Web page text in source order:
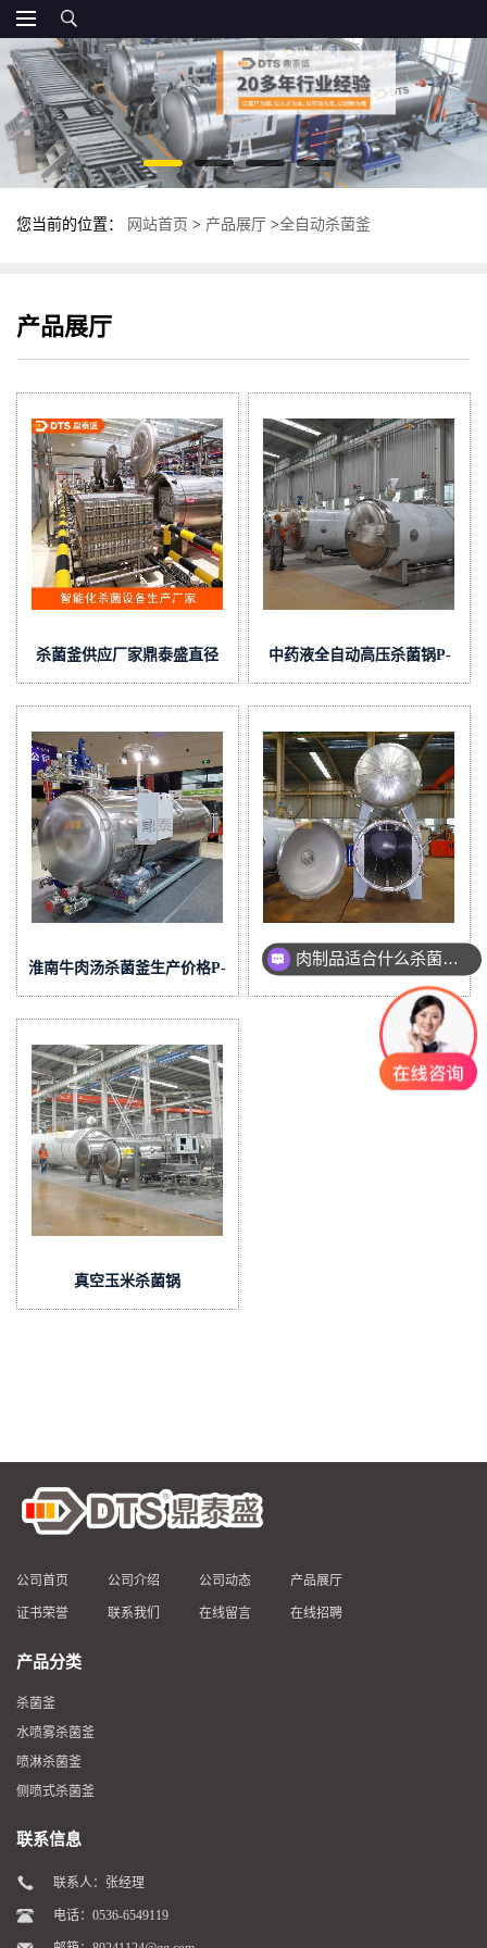
您当前的位置： 网站首页 > 产品展厅 >全自动杀菌釜
产品展厅
杀菌釜供应厂家鼎泰盛直径
1500
中药液全自动高压杀菌锅P-
1504
淮南牛肉汤杀菌釜生产价格P-
1605
不锈钢全自动杀菌釜价格
DTS/12-3
真空玉米杀菌锅
公司首页 公司介绍 公司动态 产品展厅
证书荣誉 联系我们 在线留言 在线招聘
产品分类
杀菌釜
水喷雾杀菌釜
喷淋杀菌釜
侧喷式杀菌釜
联系信息
联系人：张经理
电话：0536-6549119
肉制品适合什么杀菌方式?